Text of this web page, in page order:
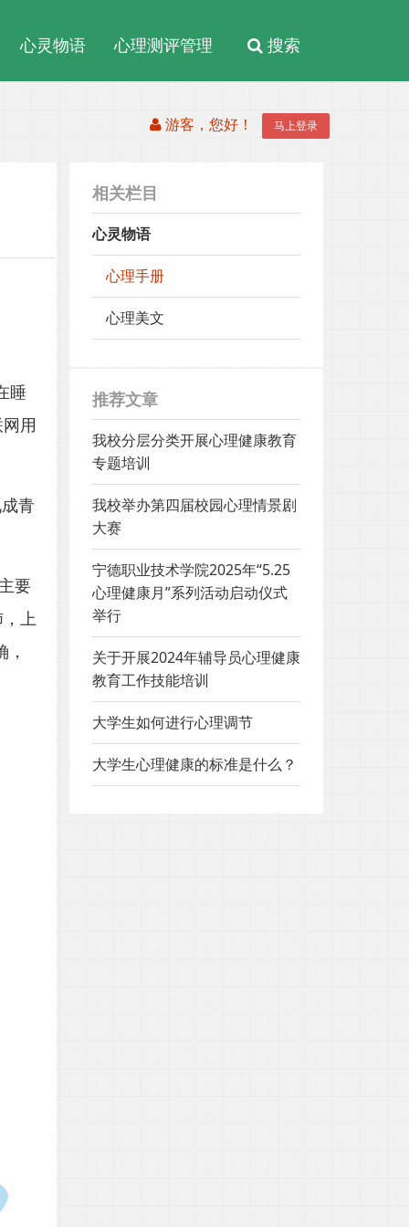
心灵物语
心理测评管理
系统
搜索
游客，您好！ 马上登录
睡
用
青
要
上
相关栏目
心灵物语
心理手册
心理美文
推荐文章
我校分层分类开展心理健康教育
专题培训
我校举办第四届校园心理情景剧
大赛
宁德职业技术学院2025年“5.25
心理健康月”系列活动启动仪式
举行
关于开展2024年辅导员心理健康
教育工作技能培训
大学生如何进行心理调节
大学生心理健康的标准是什么？